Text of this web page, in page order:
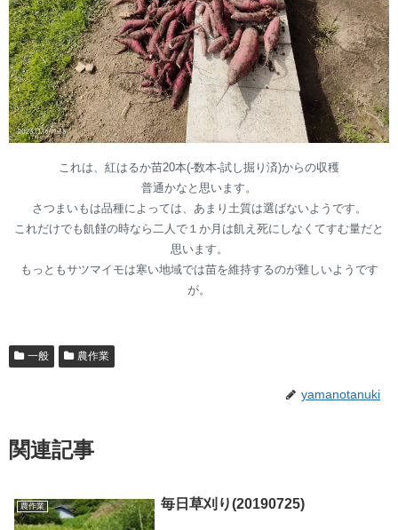
これは、紅はるか苗20本(-数本-試し掘り済)からの収穫
普通かなと思います。
さつまいもは品種によっては、あまり土質は選ばないようです。
これだけでも飢饉の時なら二人で１か月は飢え死にしなくてすむ量だと
思います。
もっともサツマイモは寒い地域では苗を維持するのが難しいようです
が。
一般 農作業
yamanotanuki
関連記事
農作業 毎日草刈り(20190725)